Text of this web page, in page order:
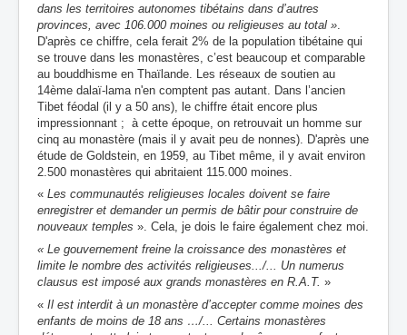
dans les territoires autonomes tibétains dans d’autres
provinces, avec 106.000 moines ou religieuses au total »
D'après ce chiffre, cela ferait 2% de la population tibétaine qui
se trouve dans les monastères, c’est beaucoup et comparable
au bouddhisme en Thaïlande. Les réseaux de soutien au
14ème dalaï-lama n'en comptent pas autant. Dans l’ancien
Tibet féodal (il y a 50 ans), le chiffre était encore plus
impressionnant ; à cette époque, on retrouvait un homme sur
cinq au monastère (mais il y avait peu de nonnes). D'après une
étude de Goldstein, en 1959, au Tibet même, il y avait environ
2.500 monastères qui abritaient 115.000 moines.
« Les communautés religieuses locales doivent se faire
enregistrer et demander un permis de bâtir pour construire de
nouveaux temples ». Cela, je dois le faire également chez moi.
« Le gouvernement freine la croissance des monastères et
limite le nombre des activités religieuses.../... Un numerus
clausus est imposé aux grands monastères en R.A.T. »
« Il est interdit à un monastère d’accepter comme moines des
enfants de moins de 18 ans …/... Certains monastères